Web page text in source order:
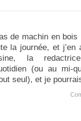
de machin en bois
la journée, et j’en
la redactrice
(ou au mi-
seul), et je